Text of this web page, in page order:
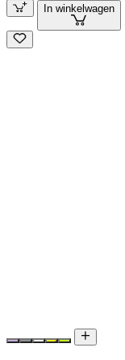
In winkelwagen